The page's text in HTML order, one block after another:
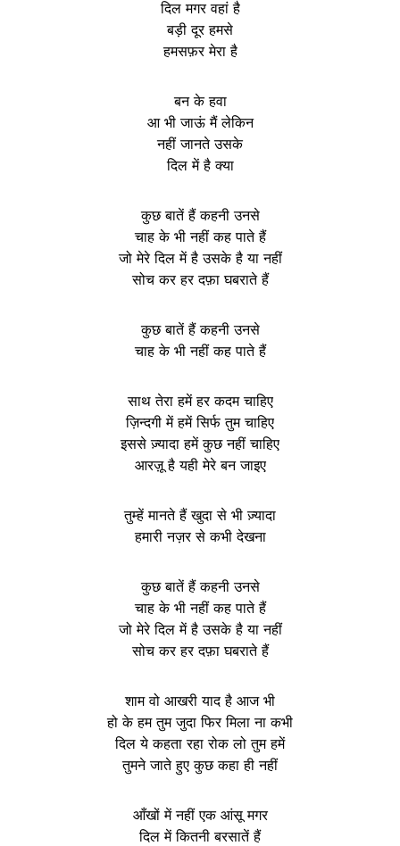
दिल मगर वहां है
बड़ी दूर हमसे
हमसफ़र मेरा है
बन के हवा
आ भी जाऊं मैं लेकिन
नहीं जानते उसके
दिल में है क्या
कुछ बातें हैं कहनी उनसे
चाह के भी नहीं कह पाते हैं
जो मेरे दिल में है उसके है या नहीं
सोच कर हर दफ़ा घबराते हैं
कुछ बातें हैं कहनी उनसे
चाह के भी नहीं कह पाते हैं
साथ तेरा हमें हर कदम चाहिए
ज़िन्दगी में हमें सिर्फ तुम चाहिए
इससे ज़्यादा हमें कुछ नहीं चाहिए
आरज़ू है यही मेरे बन जाइए
तुम्हें मानते हैं खुदा से भी ज़्यादा
हमारी नज़र से कभी देखना
कुछ बातें हैं कहनी उनसे
चाह के भी नहीं कह पाते हैं
जो मेरे दिल में है उसके है या नहीं
सोच कर हर दफ़ा घबराते हैं
शाम वो आखरी याद है आज भी
हो के हम तुम जुदा फिर मिला ना कभी
दिल ये कहता रहा रोक लो तुम हमें
तुमने जाते हुए कुछ कहा ही नहीं
आँखों में नहीं एक आंसू मगर
दिल में कितनी बरसातें हैं